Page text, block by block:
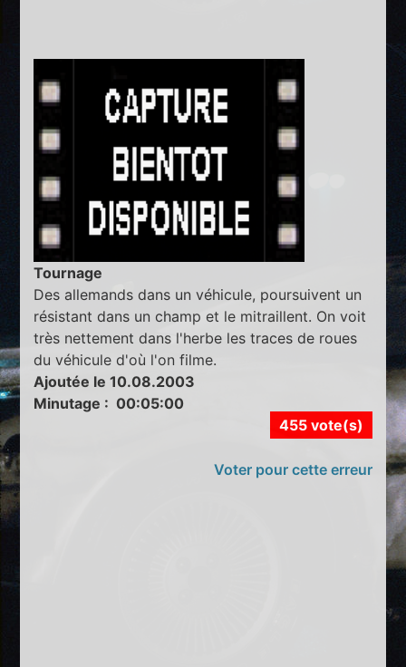
Tournage
Des allemands dans un véhicule, poursuivent un
résistant dans un champ et le mitraillent. On voit
très nettement dans l'herbe les traces de roues
du véhicule d'où l'on filme.
Ajoutée le 10.08.2003
Minutage : 00:05:00
455 vote(s)
Voter pour cette erreur